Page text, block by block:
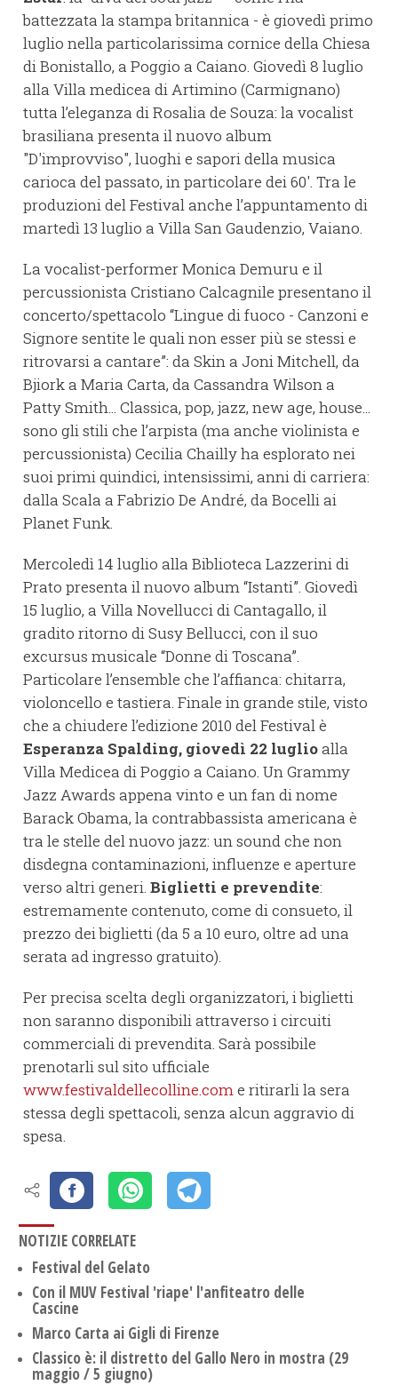
battezzata la stampa britannica - è giovedì primo
luglio nella particolarissima cornice della Chiesa
di Bonistallo, a Poggio a Caiano. Giovedì 8 luglio
alla Villa medicea di Artimino (Carmignano)
tutta l’eleganza di Rosalia de Souza: la vocalist
brasiliana presenta il nuovo album
"D'improvviso", luoghi e sapori della musica
carioca del passato, in particolare dei 60'. Tra le
produzioni del Festival anche l’appuntamento di
martedì 13 luglio a Villa San Gaudenzio, Vaiano.
La vocalist-performer Monica Demuru e il
percussionista Cristiano Calcagnile presentano il
concerto/spettacolo “Lingue di fuoco - Canzoni e
Signore sentite le quali non esser più se stessi e
ritrovarsi a cantare”: da Skin a Joni Mitchell, da
Bjiork a Maria Carta, da Cassandra Wilson a
Patty Smith... Classica, pop, jazz, new age, house...
sono gli stili che l’arpista (ma anche violinista e
percussionista) Cecilia Chailly ha esplorato nei
suoi primi quindici, intensissimi, anni di carriera:
dalla Scala a Fabrizio De André, da Bocelli ai
Planet Funk.
Mercoledì 14 luglio alla Biblioteca Lazzerini di
Prato presenta il nuovo album “Istanti”. Giovedì
15 luglio, a Villa Novellucci di Cantagallo, il
gradito ritorno di Susy Bellucci, con il suo
excursus musicale “Donne di Toscana”.
Particolare l’ensemble che l’affianca: chitarra,
violoncello e tastiera. Finale in grande stile, visto
che a chiudere l’edizione 2010 del Festival è
Esperanza Spalding, giovedì 22 luglioalla
Villa Medicea di Poggio a Caiano. Un Grammy
Jazz Awards appena vinto e un fan di nome
Barack Obama, la contrabbassista americana è
tra le stelle del nuovo jazz: un sound che non
disdegna contaminazioni, influenze e aperture
verso altri generi. Biglietti e prevendite:
estremamente contenuto, come di consueto, il
prezzo dei biglietti (da 5 a 10 euro, oltre ad una
serata ad ingresso gratuito).
Per precisa scelta degli organizzatori, i biglietti
non saranno disponibili attraverso i circuiti
commerciali di prevendita. Sarà possibile
prenotarli sul sito ufficiale
www.festivaldellecolline.come ritirarli la sera
stessa degli spettacoli, senza alcun aggravio di
spesa.
NOTIZIE CORRELATE
Festival del Gelato
Con il MUV Festival 'riape' l'anfiteatro delle
Cascine
Marco Carta ai Gigli di Firenze
Classico è: il distretto del Gallo Nero in mostra (29
maggio / 5 giugno)